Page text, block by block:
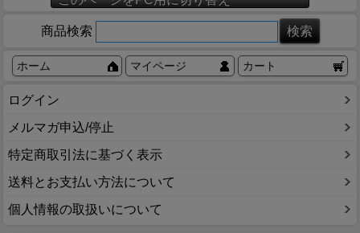
商品検索
ホーム マイページ カート
ログイン
メルマガ申込/停止
特定商取引法に基づく表示
送料とお支払い方法について
個人情報の取扱いについて